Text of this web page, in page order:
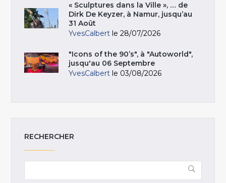
« Sculptures dans la Ville », … de
Dirk De Keyzer, à Namur, jusqu’au
31 Août
YvesCalbert le 28/07/2026
"Icons of the 90’s", à "Autoworld",
jusqu'au 06 Septembre
YvesCalbert le 03/08/2026
RECHERCHER